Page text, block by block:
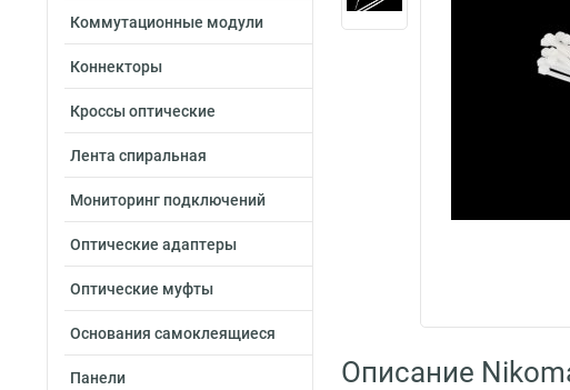
Коммутационные модули
Коннекторы
Кроссы оптические
Лента спиральная
Мониторинг подключений
Оптические адаптеры
Оптические муфты
Основания самоклеящиеся
Панели Описание